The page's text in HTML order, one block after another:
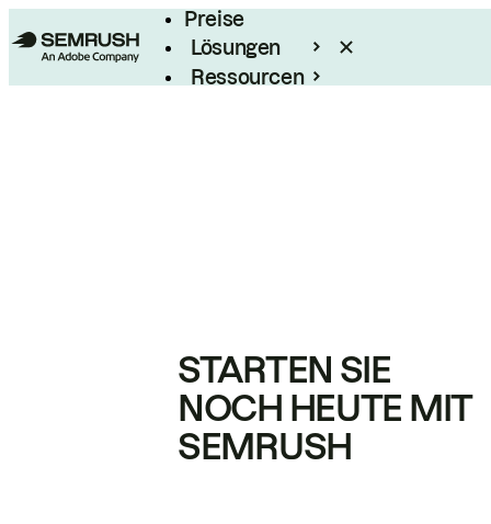
Preise
Lösungen
Ressourcen
STARTEN SIE
NOCH HEUTE MIT
SEMRUSH